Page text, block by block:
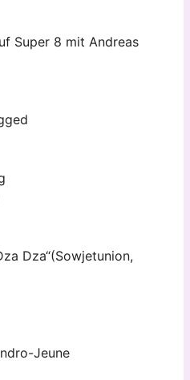
Super 8 mit Andreas
Dza“(Sowjetunion,
Jeune